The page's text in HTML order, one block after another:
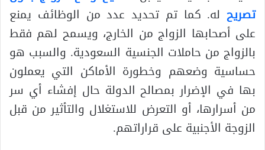
تصريح له. كما تم تحديد عدد من الوظائف يمنع
على أصحابها الزواج من الخارج، ويسمح لهم فقط
بالزواج من حاملات الجنسية السعودية. والسبب هو
حساسية وضعهم وخطورة الأماكن التي يعملون
بها في الإضرار بمصالح الدولة حال إفشاء أي سر
من أسرارها، أو التعرض للاستغلال والتأثير من قبل
الزوجة الأجنبية على قراراتهم.